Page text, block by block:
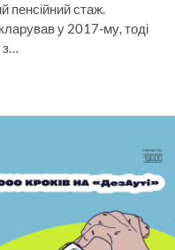
пенсійний стаж.
у 2017-му, тоді
з…